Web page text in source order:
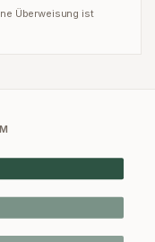
Überweisung ist